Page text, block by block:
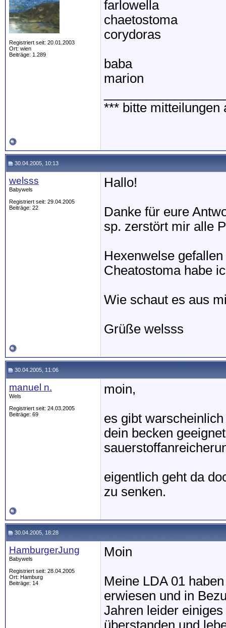
Registriert seit: 20.01.2003
Ort: wien
Beiträge: 1.289
farlowella
chaetostoma
corydoras
baba
marion
*** bitte mitteilungen
30.04.2005, 10:13
welsss
Babywels
Registriert seit: 29.04.2005
Beiträge: 22
Hallo!
Danke für eure
sp. zerstört mir alle
Hexenwelse
Cheatostoma habe
Wie schaut es aus
Grüße welsss
30.04.2005, 11:06
manuel n.
Wels
Registriert seit: 24.03.2005
Beiträge: 69
moin,
es gibt
dein becken
eigentlich geht da
zu senken.
30.04.2005, 18:28
HamburgerJung
Babywels
Registriert seit: 28.04.2005
Ort: Hamburg
Beiträge: 14
Moin
Meine LDA 01
erwiesen und in
Jahren leider
überstanden und